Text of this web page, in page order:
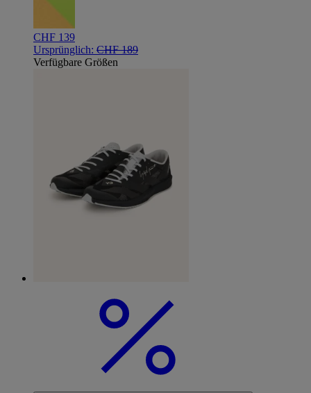
CHF 139
Ursprünglich: CHF 189
Verfügbare Größen